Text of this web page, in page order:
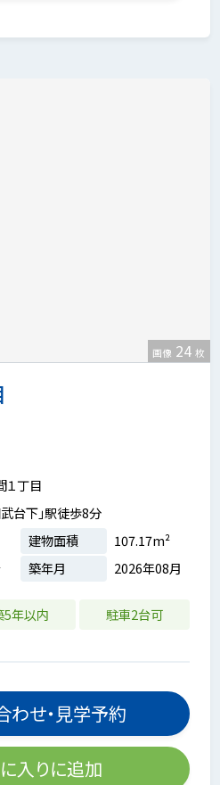
画像 24 枚
１丁目
台下」駅徒歩8分
建物面積
107.17m²
築年月 2026年08月
5年以内 駐車2台可
わせ・見学予約
入りに追加